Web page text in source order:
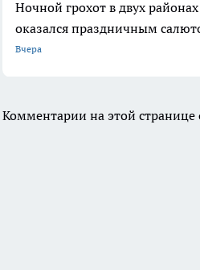
Ночной грохот в двух
оказался праздничным
Вчера
Комментарии на этой